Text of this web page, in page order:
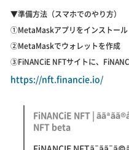
▼準備方法（スマホでのやり方）
①MetaMaskアプリをインストール
②MetaMaskでウォレットを作成
③FiNANCiE NFTサイトに、
https://nft.financie.io/
FiNANCiE NFT |
NFT beta